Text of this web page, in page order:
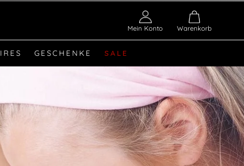
GESCHENKE SALE
Mein Konto Warenkorb